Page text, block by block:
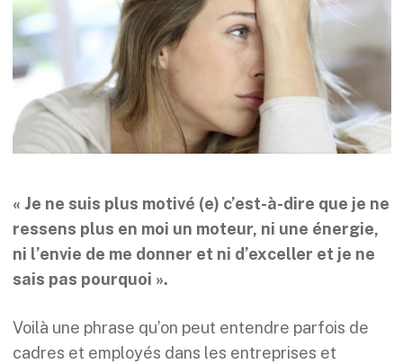
« Je ne suis plus motivé (e) c’est-à-dire que je ne
ressens plus en moi un moteur, ni une énergie,
ni l’envie de me donner et ni d’exceller et je ne
sais pas pourquoi ».
Voilà une phrase qu’on peut entendre parfois de
cadres et employés dans les entreprises et